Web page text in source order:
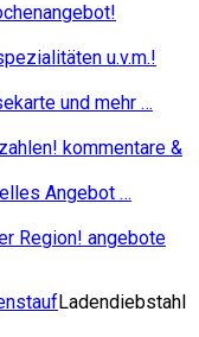
u.v.m.!
und mehr …
kommentare &
Angebot …
Region! angebote
Ladendiebstahl